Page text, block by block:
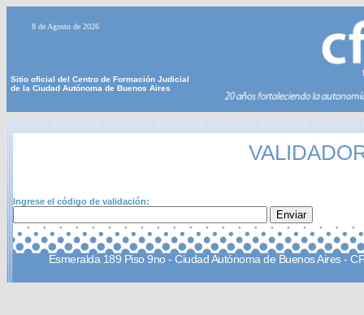
8 de Agosto de 2026
Sitio oficial del Centro de Formación Judicial
de la Ciudad Autónoma de Buenos Aires
Ingrese el código de validación:
Esmeralda 189 Piso 9no - Ciudad Autónoma de Buenos Aires -